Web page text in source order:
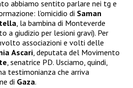
abbiamo sentito parlare nei tg e
l’omicidio di Saman
, la bambina di Monteverde
a giudizio per lesioni gravi). Per
associazioni e volti delle
Ascari , deputata del Movimento
, senatrice PD. Usciamo, quindi,
testimonianza che arriva
di Gaza.